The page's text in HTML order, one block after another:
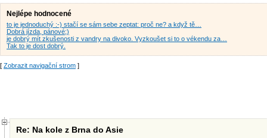
Nejlépe hodnocené
to je jednoduchý :-) stačí se sám sebe zeptat: proč ne? a když tě…
Dobrá jízda, pánové;)
je dobrý mít zkušenosti z vandry na divoko. Vyzkoušet si to o vékendu za…
Tak to je dost dobrý.
[ Zobrazit navigační strom ]
Re: Na kole z Brna do Asie